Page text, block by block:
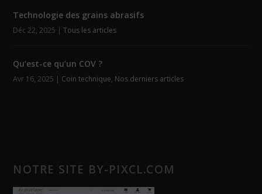
Technologie des grains abrasifs
Déc 22, 2025 |Tous les articles
Qu’est-ce qu’un COV ?
Avr 16, 2025 | Coin technique, Nos derniers articles
NOTRE SITE BY-PIXCL.COM